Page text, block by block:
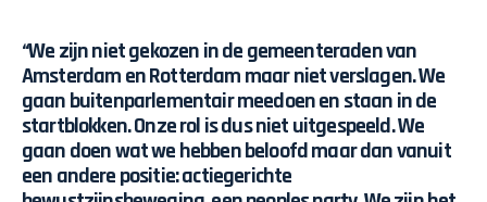
“We zijn niet gekozen in de gemeenteraden van
Amsterdam en Rotterdam maar niet verslagen. We
gaan buitenparlementair meedoen en staan in de
startblokken. Onze rol is dus niet uitgespeeld. We
gaan doen wat we hebben beloofd maar dan vanuit
een andere positie: actiegerichte